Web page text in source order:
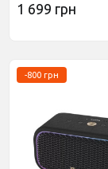
1 699 грн
-800 грн